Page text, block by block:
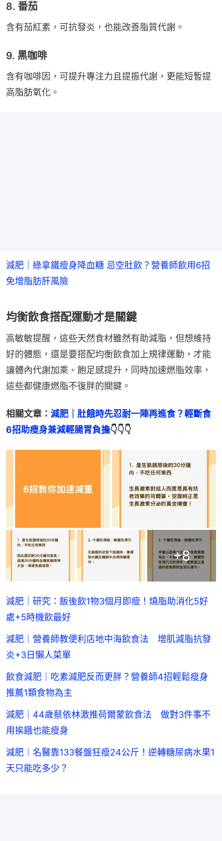
8. 番茄
含有茄紅素，可抗發炎，也能改善脂質代謝。
9. 黑咖啡
含有咖啡因，可提升專注力且提振代謝，更能短暫提
高脂肪氧化。
減肥｜綠拿鐵瘦身降血糖 忌空肚飲？營養師飲用6招
免增脂肪肝風險
均衡飲食搭配運動才是關鍵
高敏敏提醒，這些天然食材雖然有助減脂，但想維持
好的體態，還是要搭配均衡飲食加上規律運動，才能
讓體內代謝加乘、飽足感提升，同時加速燃脂效率，
這些都健康燃脂不復胖的關鍵。
相關文章： 減肥｜肚餓時先忍耐一陣再進食？輕斷食
6招助瘦身兼減輕腸胃負擔👇👇👇
+8
減肥｜研究：飯後飲1物3個月即瘦！燒脂助消化5好
處+5時機飲最好
減肥｜營養師教便利店地中海飲食法 增肌減脂抗發
炎+3日懶人菜單
飲食減肥｜吃素減肥反而更胖？營養師4招輕鬆瘦身
推薦1類食物為主
減肥｜44歲蔡依林激推荷爾蒙飲食法 做對3件事不
用挨餓也能瘦身
減肥｜名醫靠133餐盤狂瘦24公斤！逆轉糖尿病水果1
天只能吃多少？